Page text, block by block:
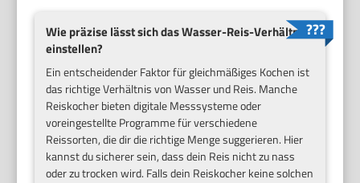
Wie präzise lässt sich das Wasser-Reis-Verhältnis
einstellen?
Ein entscheidender Faktor für gleichmäßiges Kochen ist
das richtige Verhältnis von Wasser und Reis. Manche
Reiskocher bieten digitale Messsysteme oder
voreingestellte Programme für verschiedene
Reissorten, die dir die richtige Menge suggerieren. Hier
kannst du sicherer sein, dass dein Reis nicht zu nass
oder zu trocken wird. Falls dein Reiskocher keine solchen